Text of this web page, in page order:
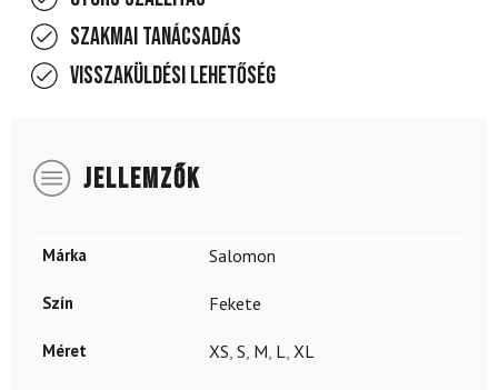
Szakmai tanácsadás
Visszaküldési lehetőség
JELLEMZŐK
Márka Salomon
Szín Fekete
Méret XS S M L XL